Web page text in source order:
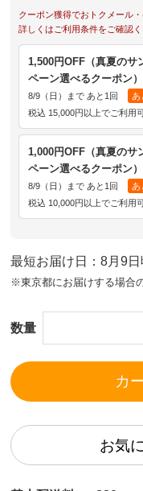
クーポン獲得でおトクメール
詳しくはご利用条件をご確認く
1,500円OFF（真夏のサ
ペーン選べるクーポン）
8/9（日）まで あと1回
あ
税込 15,000円以上でご利用
1,000円OFF（真夏のサ
ペーン選べるクーポン）
8/9（日）まで あと1回
あ
税込 10,000円以上でご利用
最短お届け日：8月9日
※東京都にお届けする場合
数量
カ
お気